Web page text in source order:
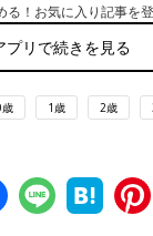
る！お気に入り記事を
プリで続きを見る
1歳 2歳